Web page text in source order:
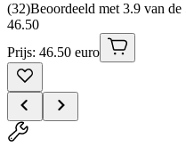
(32)Beoordeeld met 3.9 van
46.50
Prijs: 46.50 euro